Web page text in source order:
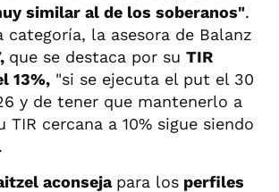
similar al de los soberanos".
categoría, la asesora de Balanz
que se destaca por su TIR
13%, "si se ejecuta el put el 30
y de tener que mantenerlo a
TIR cercana a 10% sigue siendo
aconseja para los perfiles